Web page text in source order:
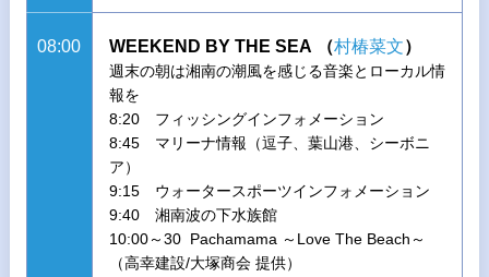
08:00 WEEKEND BY THE SEA （村椿菜文）
週末の朝は湘南の潮風を感じる音楽とローカル情
報を
8:20 フィッシングインフォメーション
8:45 マリーナ情報（逗子、葉山港、シーボニ
ア）
9:15 ウォータースポーツインフォメーション
9:40 湘南波の下水族館
10:00～30 Pachamama ～Love The Beach～
（高幸建設/大塚商会 提供）